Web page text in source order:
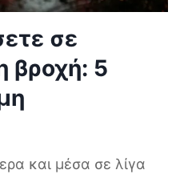
σε
βροχή: 5
και μέσα σε λίγα